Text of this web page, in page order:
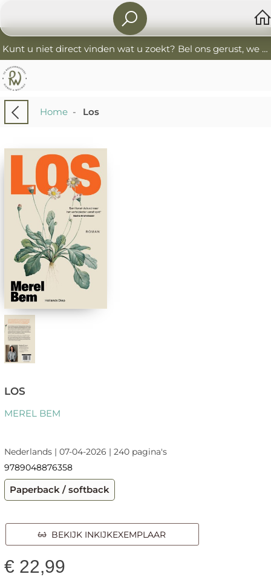
Kunt u niet direct vinden wat u zoekt? Bel ons gerust, we helpen u graag. 0341-552405 De Boekverkoopers
Home- Los
LOS
MEREL BEM
Nederlands | 07-04-2026 | 240 pagina's
9789048876358
Paperback / softback
BEKIJK INKIJKEXEMPLAAR
€ 22,99